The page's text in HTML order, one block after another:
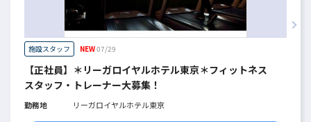
施設スタッフ NEW07/29
【正社員】＊リーガロイヤルホテル東京＊フィットネス
スタッフ・トレーナー大募集！
勤務地 リーガロイヤルホテル東京